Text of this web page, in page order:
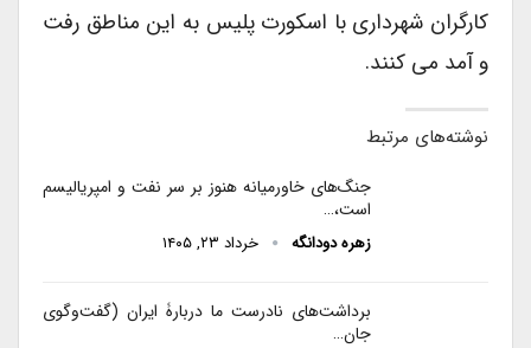
کارگران شهرداری با اسکورت پلیس به این مناطق رفت
و آمد می کنند.
نوشته‌های مرتبط
جنگ‌های خاورمیانه هنوز بر سر نفت و امپریالیسم
است،…
زهره دودانگه خرداد ۲۳, ۱۴۰۵
برداشت‌های نادرست ما دربارۀ ایران (گفت‌وگوی
جان…